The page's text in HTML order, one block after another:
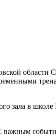
области
зала в
важным